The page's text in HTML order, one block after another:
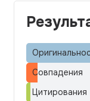
Совпадения
Цитирования